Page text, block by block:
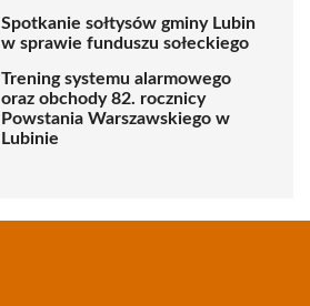
Spotkanie sołtysów gminy Lubin
w sprawie funduszu sołeckiego
Trening systemu alarmowego
oraz obchody 82. rocznicy
Powstania Warszawskiego w
Lubinie